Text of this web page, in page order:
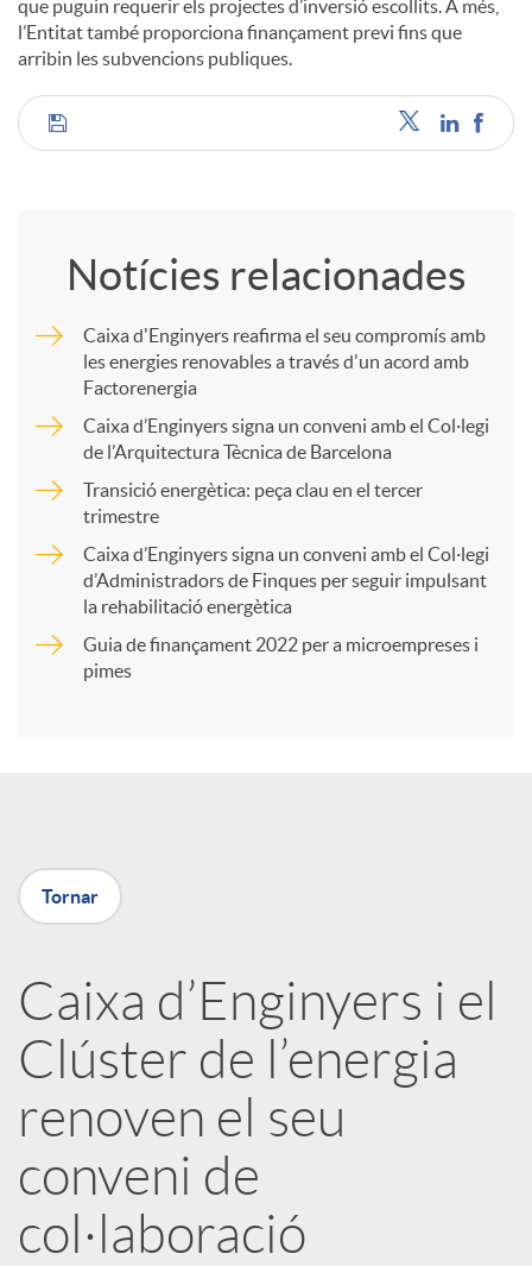
que puguin requerir els projectes d’inversió escollits. A més,
l’Entitat també proporciona finançament previ fins que
arribin les subvencions publiques.
C
m
r
X
a
r
x
e
Notícies relacionades
Caixa d'Enginyers reafirma el seu compromís amb
les energies renovables a través d'un acord amb
Factorenergia
Caixa d’Enginyers signa un conveni amb el Col·legi
de l’Arquitectura Tècnica de Barcelona
Transició energètica: peça clau en el tercer
trimestre
Caixa d’Enginyers signa un conveni amb el Col·legi
d’Administradors de Finques per seguir impulsant
la rehabilitació energètica
Guia de finançament 2022 per a microempreses i
pimes
Tornar
Caixa d’Enginyers i el
Clúster de l’energia
renoven el seu
conveni de
col·laboració